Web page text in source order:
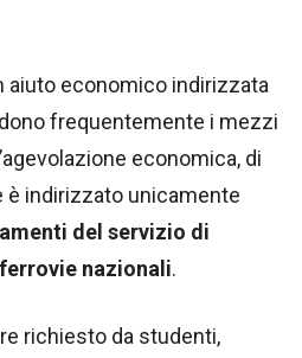
aiuto economico indirizzata
frequentemente i mezzi
economica, di
è indirizzato unicamente
del servizio di
nazionali.
richiesto da studenti,